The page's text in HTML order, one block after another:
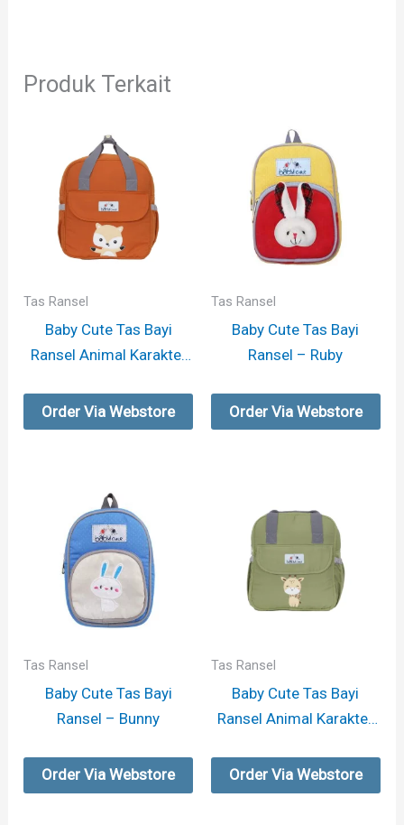
Produk Terkait
Tas Ransel
Baby Cute Tas Bayi
Ransel Animal Karakter
Order Via Webstore
Tas Ransel
Baby Cute Tas Bayi
Ransel – Ruby
Order Via Webstore
Tas Ransel
Baby Cute Tas Bayi
Ransel – Bunny
Order Via Webstore
Tas Ransel
Baby Cute Tas Bayi
Ransel Animal Karakter
Order Via Webstore